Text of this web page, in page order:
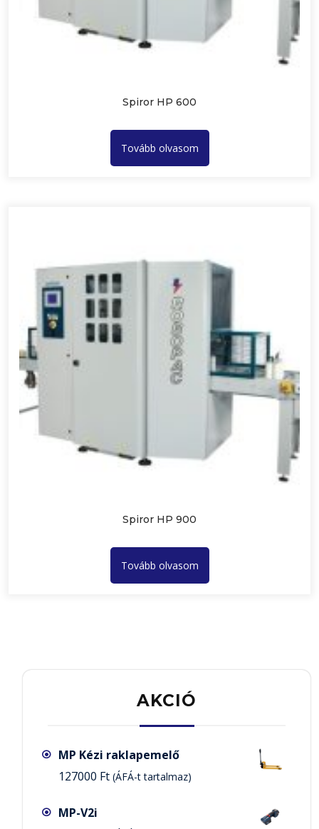
Spiror HP 600
Tovább olvasom
Spiror HP 900
Tovább olvasom
AKCIÓ
MP Kézi raklapemelő
127000 Ft (ÁFÁ-t tartalmaz)
MP-V2i